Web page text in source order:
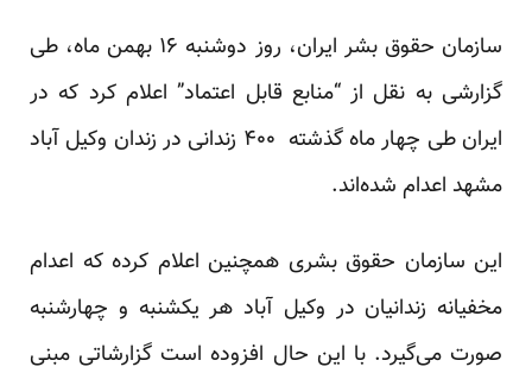
سازمان حقوق بشر ایران، روز دوشنبه ۱۶ بهمن ماه، طی
گزارشی به نقل از “منابع قابل اعتماد” اعلام کرد که در
ایران طی چهار ماه گذشته ۴۰۰ زندانی در زندان وکیل آباد
مشهد اعدام شده‌اند.
این سازمان حقوق بشری همچنین اعلام کرده که اعدام
مخفیانه زندانیان در وکیل آباد هر یکشنبه و چهارشنبه
صورت می‌گیرد. با این حال افزوده است گزارشاتی مبنی